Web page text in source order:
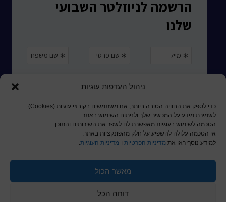
ניהול העדפות עוגיות
כדי לספק את החוויה הטובה ביותר, אנו משתמשים בקובצי עוגיות (Cookies)
לשמירת מידע על המכשיר שלך ולניתוח השימוש באתר.
הסכמה לשימוש בעוגיות מאפשרת לנו לשפר את השירותים והתוכן.
אי הסכמה עלולה להשפיע על חלק מהפונקציות באתר.
למידע נוסף ראו את מדיניות הפרטיות ו-מדיניות העוגיות.
מאשר הכול
דוחה הכל
© כל הזכויות שמורות לכותר ראשון